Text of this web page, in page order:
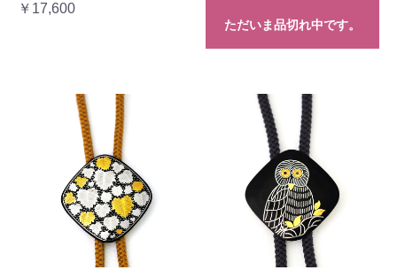
￥17,600
ただいま品切れ中です。